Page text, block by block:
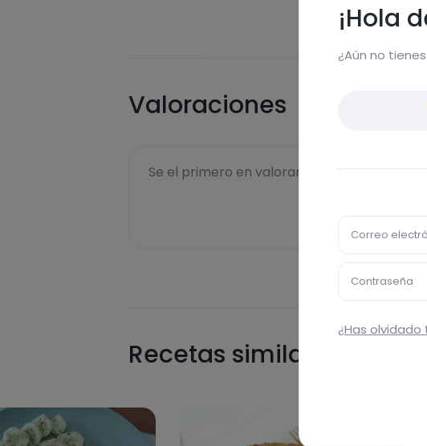
Valoraciones
Se el primero en valorar esta receta...
Recetas similares
¡Hola
¿Aún no
Correo
Contraseña
¿Has